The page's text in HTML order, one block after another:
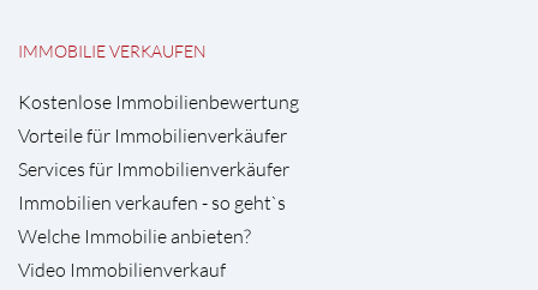
IMMOBILIE VERKAUFEN
Kostenlose Immobilienbewertung
Vorteile für Immobilienverkäufer
Services für Immobilienverkäufer
Immobilien verkaufen - so geht`s
Welche Immobilie anbieten?
Video Immobilienverkauf